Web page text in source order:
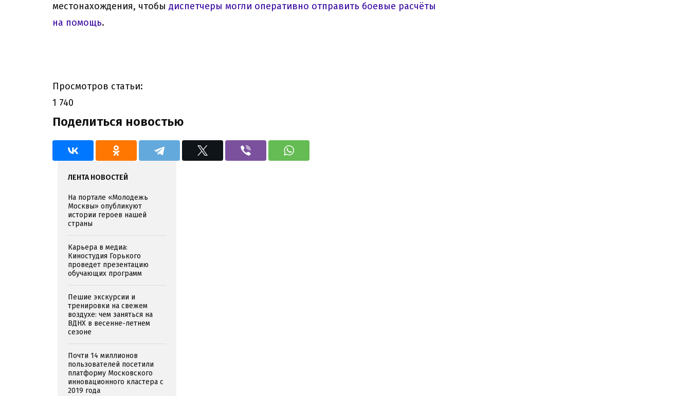
местонахождения, чтобы диспетчеры могли оперативно отправить боевые расчёты
на помощь.
Просмотров статьи:
1 740
Поделиться новостью
ЛЕНТА НОВОСТЕЙ
На портале «Молодежь
Москвы» опубликуют
истории героев нашей
страны
Карьера в медиа:
Киностудия Горького
проведет презентацию
обучающих программ
Пешие экскурсии и
тренировки на свежем
воздухе: чем заняться на
ВДНХ в весенне-летнем
сезоне
Почти 14 миллионов
пользователей посетили
платформу Московского
инновационного кластера с
2019 года